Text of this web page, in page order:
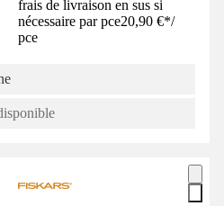
frais de livraison en sus si
nécessaire par pce20,90 €*/
pce